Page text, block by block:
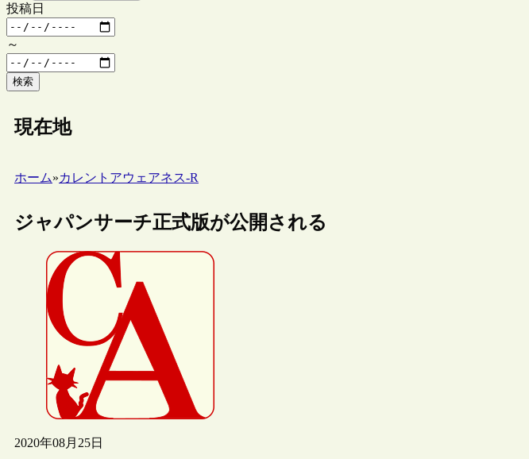
投稿日
～
検索
現在地
ホーム»カレントアウェアネス-R
ジャパンサーチ正式版が公開される
2020年08月25日